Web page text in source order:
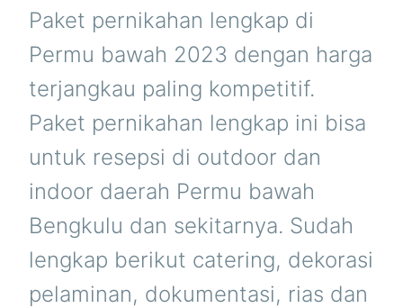
Paket pernikahan lengkap di
Permu bawah 2023 dengan harga
terjangkau paling kompetitif.
Paket pernikahan lengkap ini bisa
untuk resepsi di outdoor dan
indoor daerah Permu bawah
Bengkulu dan sekitarnya. Sudah
lengkap berikut catering, dekorasi
pelaminan, dokumentasi, rias dan